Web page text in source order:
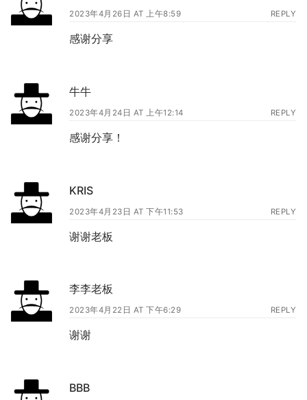
2023年4月26日 AT 上午8:59 REPLY
感谢分享
牛牛
2023年4月24日 AT 上午12:14 REPLY
感谢分享！
KRIS
2023年4月23日 AT 下午11:53 REPLY
谢谢老板
李李老板
2023年4月22日 AT 下午6:29 REPLY
谢谢
BBB